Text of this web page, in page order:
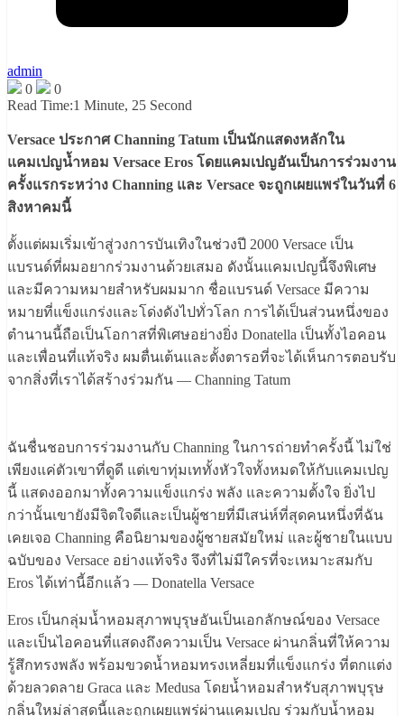
admin
0
0
Read Time:1 Minute, 25 Second
Versace ประกาศ Channing Tatum เป็นนักแสดงหลักใน
แคมเปญน้ำหอม Versace Eros โดยแคมเปญอันเป็นการร่วมงาน
ครั้งแรกระหว่าง Channing และ Versace จะถูกเผยแพร่ในวันที่ 6
สิงหาคมนี้
ตั้งแต่ผมเริ่มเข้าสู่วงการบันเทิงในช่วงปี 2000 Versace เป็น
แบรนด์ที่ผมอยากร่วมงานด้วยเสมอ ดังนั้นแคมเปญนี้จึงพิเศษ
และมีความหมายสำหรับผมมาก ชื่อแบรนด์ Versace มีความ
หมายที่แข็งแกร่งและโด่งดังไปทั่วโลก การได้เป็นส่วนหนึ่งของ
ตำนานนี้ถือเป็นโอกาสที่พิเศษอย่างยิ่ง Donatella เป็นทั้งไอคอน
และเพื่อนที่แท้จริง ผมตื่นเต้นและตั้งตารอที่จะได้เห็นการตอบรับ
จากสิ่งที่เราได้สร้างร่วมกัน — Channing Tatum
ฉันชื่นชอบการร่วมงานกับ Channing ในการถ่ายทำครั้งนี้ ไม่ใช่
เพียงแค่ตัวเขาที่ดูดี แต่เขาทุ่มเททั้งหัวใจทั้งหมดให้กับแคมเปญ
นี้ แสดงออกมาทั้งความแข็งแกร่ง พลัง และความตั้งใจ ยิ่งไป
กว่านั้นเขายังมีจิตใจดีและเป็นผู้ชายที่มีเสน่ห์ที่สุดคนหนึ่งที่ฉัน
เคยเจอ Channing คือนิยามของผู้ชายสมัยใหม่ และผู้ชายในแบบ
ฉบับของ Versace อย่างแท้จริง จึงที่ไม่มีใครที่จะเหมาะสมกับ
Eros ได้เท่านี้อีกแล้ว — Donatella Versace
Eros เป็นกลุ่มน้ำหอมสุภาพบุรุษอันเป็นเอกลักษณ์ของ Versace
และเป็นไอคอนที่แสดงถึงความเป็น Versace ผ่านกลิ่นที่ให้ความ
รู้สึกทรงพลัง พร้อมขวดน้ำหอมทรงเหลี่ยมที่แข็งแกร่ง ที่ตกแต่ง
ด้วยลวดลาย Graca และ Medusa โดยน้ำหอมสำหรับสุภาพบุรุษ
กลิ่นใหม่ล่าสุดนี้และถูกเผยแพร่ผ่านแคมเปญ ร่วมกับน้ำหอม